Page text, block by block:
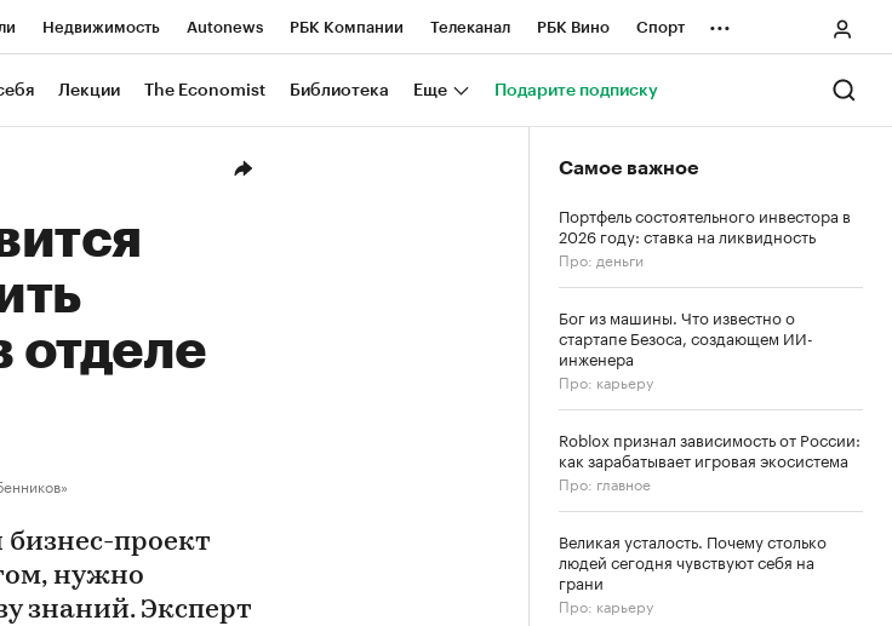
Недвижимость Autonews РБК Компании Телеканал РБК Вино Спорт
Life Тренды Визионеры Национальные проекты Город
...
Лекции The Economist Библиотека Еще Подарите подписку
отделе
проект
нужно
знаний. Эксперт
Самое важное
Портфель состоятельного инвестора в
2026 году: ставка на ликвидность
Про: деньги
Бог из машины. Что известно о
стартапе Безоса, создающем ИИ-
инженера
Про: карьеру
Roblox признал зависимость от России:
как зарабатывает игровая экосистема
Про: главное
Великая усталость. Почему столько
людей сегодня чувствуют себя на
грани
Про: карьеру